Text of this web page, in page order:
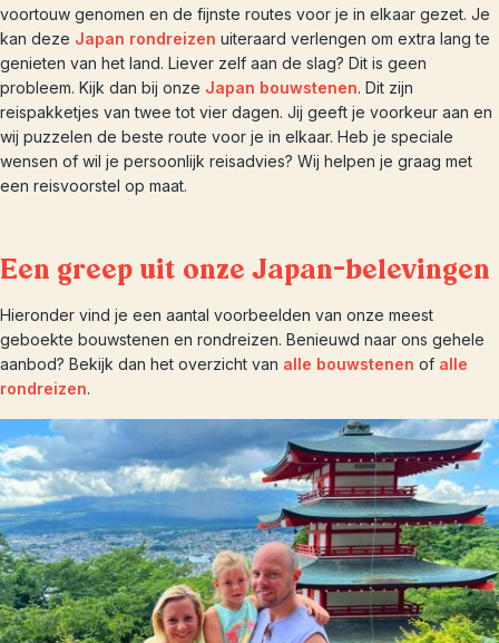
voortouw genomen en de fijnste routes voor je in elkaar gezet. Je
kan deze Japan rondreizen uiteraard verlengen om extra lang te
genieten van het land. Liever zelf aan de slag? Dit is geen
probleem. Kijk dan bij onze Japan bouwstenen. Dit zijn
reispakketjes van twee tot vier dagen. Jij geeft je voorkeur aan en
wij puzzelen de beste route voor je in elkaar. Heb je speciale
wensen of wil je persoonlijk reisadvies? Wij helpen je graag met
een reisvoorstel op maat.
Een greep uit onze Japan-belevingen
Hieronder vind je een aantal voorbeelden van onze meest
geboekte bouwstenen en rondreizen. Benieuwd naar ons gehele
aanbod? Bekijk dan het overzicht van alle bouwstenen of alle
rondreizen.